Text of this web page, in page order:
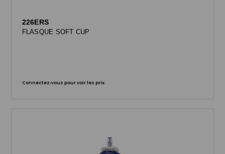
226ERS
FLASQUE SOFT CUP
Connectez-vous pour voir les prix.